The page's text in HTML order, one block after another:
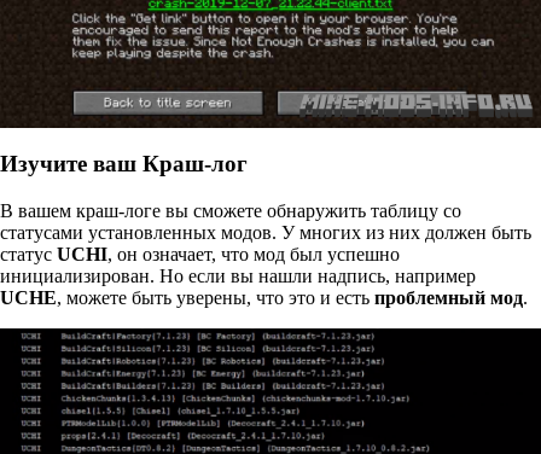
Изучите ваш Краш-лог
В вашем краш-логе вы сможете обнаружить таблицу со
статусами установленных модов. У многих из них должен быть
статус UCHI, он означает, что мод был успешно
инициализирован. Но если вы нашли надпись, например
UCHE, можете быть уверены, что это и есть проблемный мод.